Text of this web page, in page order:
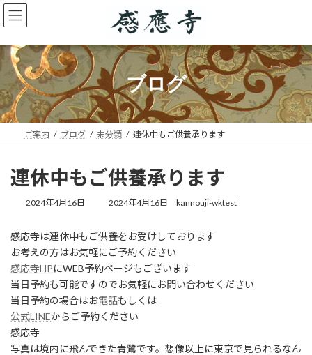
コ
ン
ン
ツ
ス
キ
ッ
ナ
ビ
ー
シ
ン
に
移
ブログ
ご案内 ブログ 未分類 連休中もご供養承ります
連休中もご供養承ります
2024年4月16日
最
新
日
時
2024年4月16日 kannouji-wktest
感応寺は連休中もご供養をお受けしております
お考えの方はお気軽にご予約ください
感応寺HPにWEB予約ページもございます
当日予約も可能ですのでお気軽にお問い合わせください
当日予約の場合はお電話もしくは
公式LINEからご予約ください
感応寺
写真は境内に飛んできた青鷺です。想像以上に東京で見られるなん